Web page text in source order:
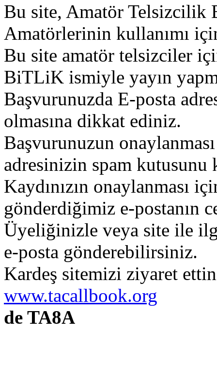
Bu site, Amatör Telsizcilik
Amatörlerinin kullanımı
Bu site amatör telsizciler
BiTLiK ismiyle yayın
Başvurunuzda E-posta
olmasına dikkat ediniz.
Başvurunuzun
adresinizin spam
Kaydınızın onaylanması
gönderdiğimiz e-postanın
Üyeliğinizle veya site ile
e-posta gönderebilirsiniz.
Kardeş sitemizi ziyaret
www.tacallbook.org
de TA8A